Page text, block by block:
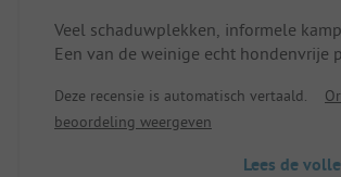
Veel schaduwplekken, informele
Een van de weinige echt hondenvrije
Deze recensie is automatisch vertaald.
beoordeling weergeven
Lees de